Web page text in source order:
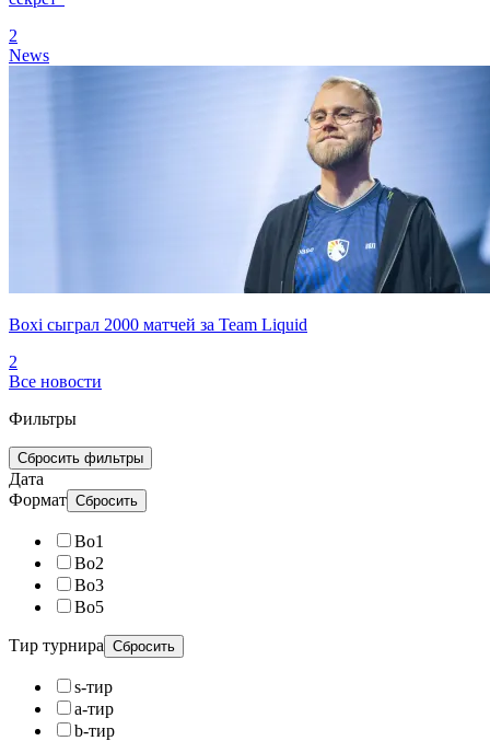
2
News
Boxi сыграл 2000 матчей за Team Liquid
2
Все новости
Фильтры
Сбросить фильтры
Дата
Формат Сбросить
Bo1
Bo2
Bo3
Bo5
Тир турнира Сбросить
s-тир
a-тир
b-тир